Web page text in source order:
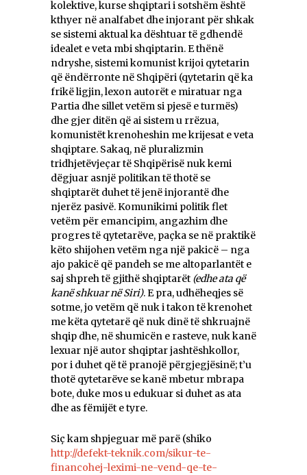
kolektive, kurse shqiptari i sotshëm është
kthyer në analfabet dhe injorant për shkak
se sistemi aktual ka dështuar të gdhendë
idealet e veta mbi shqiptarin. E thënë
ndryshe, sistemi komunist krijoi qytetarin
që ëndërronte në Shqipëri (qytetarin që ka
frikë ligjin, lexon autorët e miratuar nga
Partia dhe sillet vetëm si pjesë e turmës)
dhe gjer ditën që ai sistem u rrëzua,
komunistët krenoheshin me krijesat e veta
shqiptare. Sakaq, në pluralizmin
tridhjetëvjeçar të Shqipërisë nuk kemi
dëgjuar asnjë politikan të thotë se
shqiptarët duhet të jenë injorantë dhe
njerëz pasivë. Komunikimi politik flet
vetëm për emancipim, angazhim dhe
progres të qytetarëve, paçka se në praktikë
këto shijohen vetëm nga një pakicë – nga
ajo pakicë që pandeh se me altoparlantët e
saj shpreh të gjithë shqiptarët (edhe ata që
kanë shkuar në Siri). E pra, udhëheqjes së
sotme, jo vetëm që nuk i takon të krenohet
me këta qytetarë që nuk dinë të shkruajnë
shqip dhe, në shumicën e rasteve, nuk kanë
lexuar një autor shqiptar jashtëshkollor,
por i duhet që të pranojë përgjegjësinë; t’u
thotë qytetarëve se kanë mbetur mbrapa
bote, duke mos u edukuar si duhet as ata
dhe as fëmijët e tyre.
Siç kam shpjeguar më parë (shiko
http://defekt-teknik.com/sikur-te-
financohej-leximi-ne-vend-qe-te-